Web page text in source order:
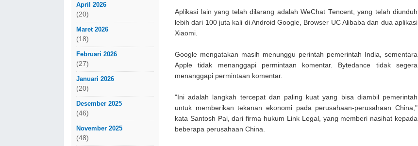
April 2026
(20)
Maret 2026
(18)
Februari 2026
(27)
Januari 2026
(20)
Desember 2025
(46)
November 2025
(48)
Aplikasi lain yang telah dilarang adalah WeChat Tencent, yang telah diunduh
lebih dari 100 juta kali di Android Google, Browser UC Alibaba dan dua aplikasi
Xiaomi.
Google mengatakan masih menunggu perintah pemerintah India, sementara
Apple tidak menanggapi permintaan komentar. Bytedance tidak segera
menanggapi permintaan komentar.
"Ini adalah langkah tercepat dan paling kuat yang bisa diambil pemerintah
untuk memberikan tekanan ekonomi pada perusahaan-perusahaan China,"
kata Santosh Pai, dari firma hukum Link Legal, yang memberi nasihat kepada
beberapa perusahaan China.